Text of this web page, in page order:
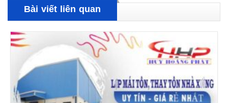
Bài viết liên quan